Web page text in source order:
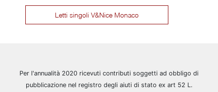
Letti singoli V&Nice Monaco
Per l'annualità 2020 ricevuti contributi soggetti ad obbligo di
pubblicazione nel registro degli aiuti di stato ex art 52 L.